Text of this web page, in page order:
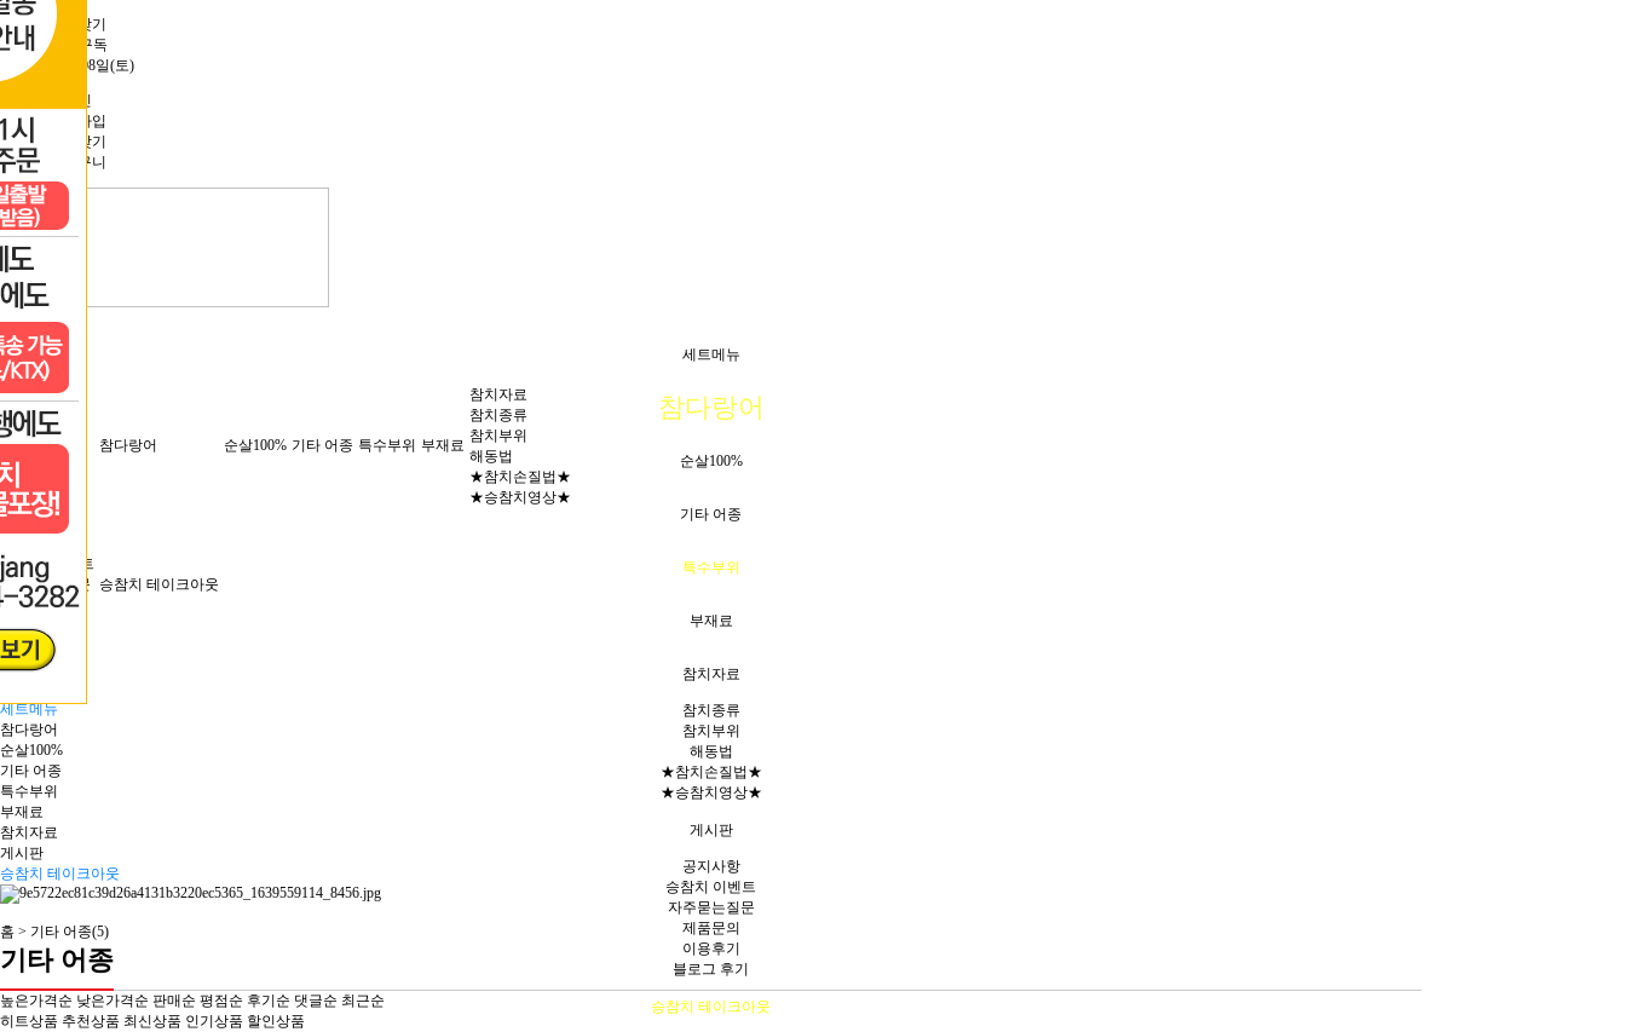
즐겨찾기
RSS 구독
08월 08일(토)
로그인
회원가입
정보찾기
장바구니
세트메뉴
참다랑어
순살100%
기타 어종
특수부위
부재료
참치자료
참치종류
참치부위
해동법
★참치손질법★
★승참치영상★
게시판
공지사항
승참치 이벤트
자주묻는질문
제품문의
이용후기
블로그 후기
승참치 테이크아웃
세트메뉴 참다랑어 순살100% 기타 어종 특수부위 부재료
참치자료
참치종류
참치부위
해동법
★참치손질법★
★승참치영상★
게시판
승참치 이벤트
자주묻는질문
제품문의
이용후기
블로그 후기
승참치 테이크아웃
세트메뉴
참다랑어
순살100%
기타 어종
특수부위
부재료
참치자료
게시판
승참치 테이크아웃
홈 > 기타 어종(5)
기타 어종
높은가격순 낮은가격순 판매순 평점순 후기순 댓글순 최근순
히트상품 추천상품 최신상품 인기상품 할인상품